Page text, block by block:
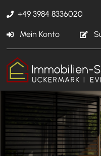
+49 3984 8336020
Mein Konto